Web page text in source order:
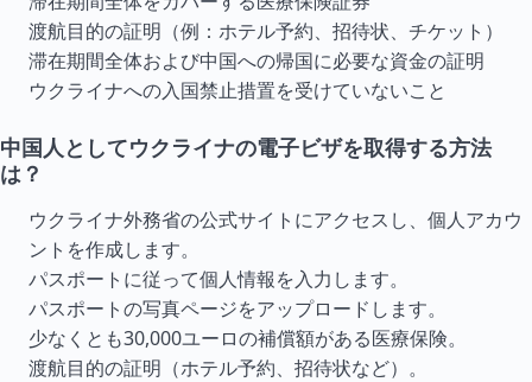
渡航目的の証明（例：ホテル予約、招待状、チケット）
滞在期間全体および中国への帰国に必要な資金の証明
ウクライナへの入国禁止措置を受けていないこと
中国人としてウクライナの電子ビザを取得する方法
は？
ウクライナ外務省の公式サイトにアクセスし、個人アカウ
ントを作成します。
パスポートに従って個人情報を入力します。
パスポートの写真ページをアップロードします。
少なくとも30,000ユーロの補償額がある医療保険。
渡航目的の証明（ホテル予約、招待状など）。